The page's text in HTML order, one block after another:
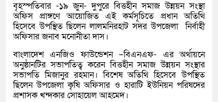
বৃহস্পতিবার -১৯ জুন- দুপুরে বিত্তহীন সমাজ উন্নয়ন সংস্থা
অফিস প্রাঙ্গণে আয়োজিত এই কর্মসূচিতে প্রধান অতিথি
হিসেবে উপস্থিত ছিলেন লালমনিরহাট সদর উপজেলা নির্বাহী
অফিসার জনাব মনোনীতা দাস।
বাংলাদেশ এনজিও ফাউন্ডেশন –বিএনএফ- এর অর্থায়নে
অনুষ্ঠানটির সভাপতিত্ব করেন বিত্তহীন সমাজ উন্নয়ন সংস্থার
সভাপতি মিজানুর রহমান। বিশেষ অতিথি হিসেবে উপস্থিত
ছিলেন উপজেলা কৃষি অফিসার ও হারাটি ইউনিয়ন পরিষদের
প্রশাসক খন্দকার সোহায়েল আহমেদ।